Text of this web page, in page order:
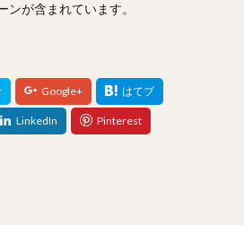
が含まれています。